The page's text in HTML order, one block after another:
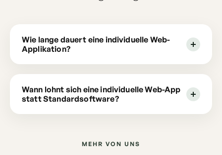
Wie lange dauert eine individuelle Web-
Applikation?
Wann lohnt sich eine individuelle Web-App
statt Standardsoftware?
MEHR VON UNS